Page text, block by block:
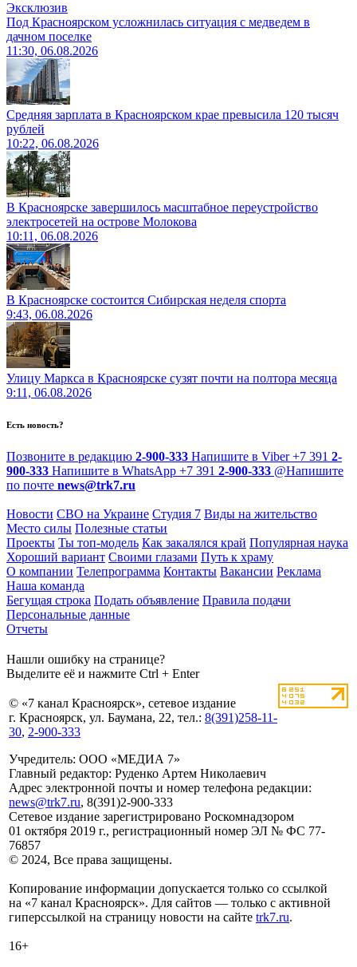
Эксклюзив
Под Красноярском усложнилась ситуация с медведем в
дачном поселке
11:30, 06.08.2026
Средняя зарплата в Красноярском крае превысила 120 тысяч
рублей
10:22, 06.08.2026
В Красноярске завершилось масштабное переустройство
электросетей на острове Молокова
10:11, 06.08.2026
В Красноярске состоится Сибирская неделя спорта
9:43, 06.08.2026
Улицу Маркса в Красноярске сузят почти на полтора месяца
9:11, 06.08.2026
Есть новость?
Позвоните в редакцию 2-900-333 Напишите в Viber +7 391 2-
900-333 Напишите в WhatsApp +7 391 2-900-333 @Напишите
по почте news@trk7.ru
Новости СВО на Украине Студия 7 Виды на жительство
Место силы Полезные статьи
Проекты Ты топ-модель Как закалялся край Популярная наука
Хороший вариант Своими глазами Путь к храму
О компании Телепрограмма Контакты Вакансии Реклама
Наша команда
Бегущая строка Подать объявление Правила подачи
Персональные данные
Отчеты
Нашли ошибку на странице?
Выделите её и нажмите Ctrl + Enter
© «7 канал Красноярск», сетевое издание
г. Красноярск, ул. Баумана, 22, тел.: 8(391)258-11-
30, 2-900-333
Учредитель: ООО «МЕДИА 7»
Главный редактор: Руденко Артем Николаевич
Адрес электронной почты и номер телефона редакции:
news@trk7.ru, 8(391)2-900-333
Сетевое издание зарегистрировано Роскомнадзором
01 октября 2019 г., регистрационный номер ЭЛ № ФС 77-
76857
© 2024, Все права защищены.
Копирование информации допускается только со ссылкой
на «7 канал Красноярск». Для сайтов — только с активной
гиперссылкой на страницу новости на сайте trk7.ru.
16+